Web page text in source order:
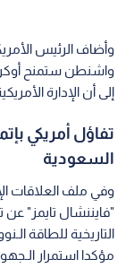
وأضاف الرئيس
واشنطن ستمنح
إلى أن الإدارة
تفاؤل أمريكي
السعودية
وفي ملف العلاقات
"فايننشال تايمز" عن
التاريخية للطاقة
مؤكدا استمرار